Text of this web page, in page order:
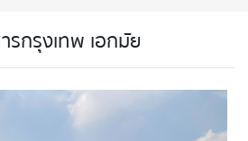
กรุงเทพ เอกมัย